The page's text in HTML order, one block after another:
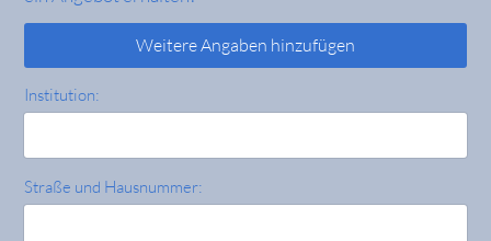
Weitere Angaben hinzufügen
Institution:
Straße und Hausnummer: